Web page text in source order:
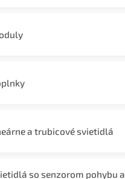
a trubicové svietidlá
so senzorom pohybu a